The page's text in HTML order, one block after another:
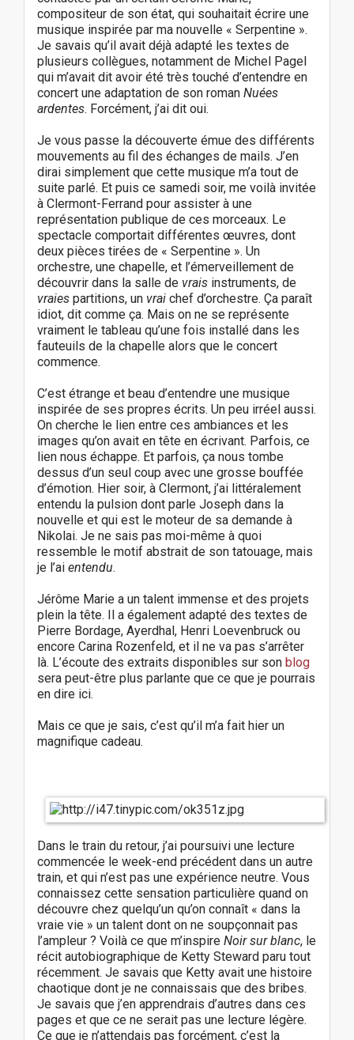
compositeur de son état, qui souhaitait écrire une
musique inspirée par ma nouvelle « Serpentine ».
Je savais qu’il avait déjà adapté les textes de
plusieurs collègues, notamment de Michel Pagel
qui m’avait dit avoir été très touché d’entendre en
concert une adaptation de son roman Nuées
ardentes. Forcément, j’ai dit oui.
Je vous passe la découverte émue des différents
mouvements au fil des échanges de mails. J’en
dirai simplement que cette musique m’a tout de
suite parlé. Et puis ce samedi soir, me voilà invitée
à Clermont-Ferrand pour assister à une
représentation publique de ces morceaux. Le
spectacle comportait différentes œuvres, dont
deux pièces tirées de « Serpentine ». Un
orchestre, une chapelle, et l’émerveillement de
découvrir dans la salle de vrais instruments, de
vraies partitions, un vrai chef d’orchestre. Ça paraît
idiot, dit comme ça. Mais on ne se représente
vraiment le tableau qu’une fois installé dans les
fauteuils de la chapelle alors que le concert
commence.
C’est étrange et beau d’entendre une musique
inspirée de ses propres écrits. Un peu irréel aussi.
On cherche le lien entre ces ambiances et les
images qu’on avait en tête en écrivant. Parfois, ce
lien nous échappe. Et parfois, ça nous tombe
dessus d’un seul coup avec une grosse bouffée
d’émotion. Hier soir, à Clermont, j’ai littéralement
entendu la pulsion dont parle Joseph dans la
nouvelle et qui est le moteur de sa demande à
Nikolai. Je ne sais pas moi-même à quoi
ressemble le motif abstrait de son tatouage, mais
je l’ai entendu.
Jérôme Marie a un talent immense et des projets
plein la tête. Il a également adapté des textes de
Pierre Bordage, Ayerdhal, Henri Loevenbruck ou
encore Carina Rozenfeld, et il ne va pas s’arrêter
là. L’écoute des extraits disponibles sur son blog
sera peut-être plus parlante que ce que je pourrais
en dire ici.
Mais ce que je sais, c’est qu’il m’a fait hier un
magnifique cadeau.
Dans le train du retour, j’ai poursuivi une lecture
commencée le week-end précédent dans un autre
train, et qui n’est pas une expérience neutre. Vous
connaissez cette sensation particulière quand on
découvre chez quelqu’un qu’on connaît « dans la
vraie vie » un talent dont on ne soupçonnait pas
l’ampleur ? Voilà ce que m’inspire Noir sur blanc, le
récit autobiographique de Ketty Steward paru tout
récemment. Je savais que Ketty avait une histoire
chaotique dont je ne connaissais que des bribes.
Je savais que j’en apprendrais d’autres dans ces
pages et que ce ne serait pas une lecture légère.
Ce que je n’attendais pas forcément, c’est la